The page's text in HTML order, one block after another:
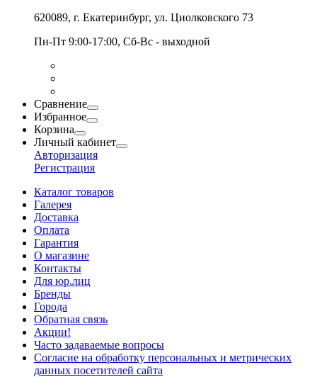
620089, г. Екатеринбург, ул. Циолковского 73
Пн-Пт 9:00-17:00, Сб-Вс - выходной
Сравнение
Избранное
Корзина
Личный кабинет
Авторизация
Регистрация
Каталог товаров
Галерея
Доставка
Оплата
Гарантия
О магазине
Контакты
Для юр.лиц
Бренды
Города
Обратная связь
Акции!
Часто задаваемые вопросы
Согласие на обработку персональных и метрических
данных посетителей сайта